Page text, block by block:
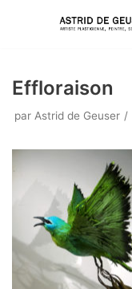
contenu
Effloraison
par Astrid de Geuser